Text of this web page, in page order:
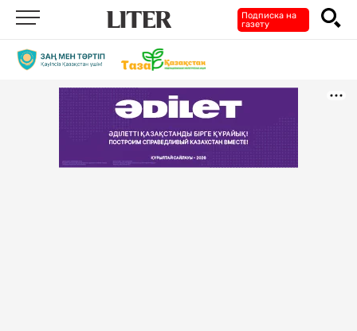
Подписка на
газету